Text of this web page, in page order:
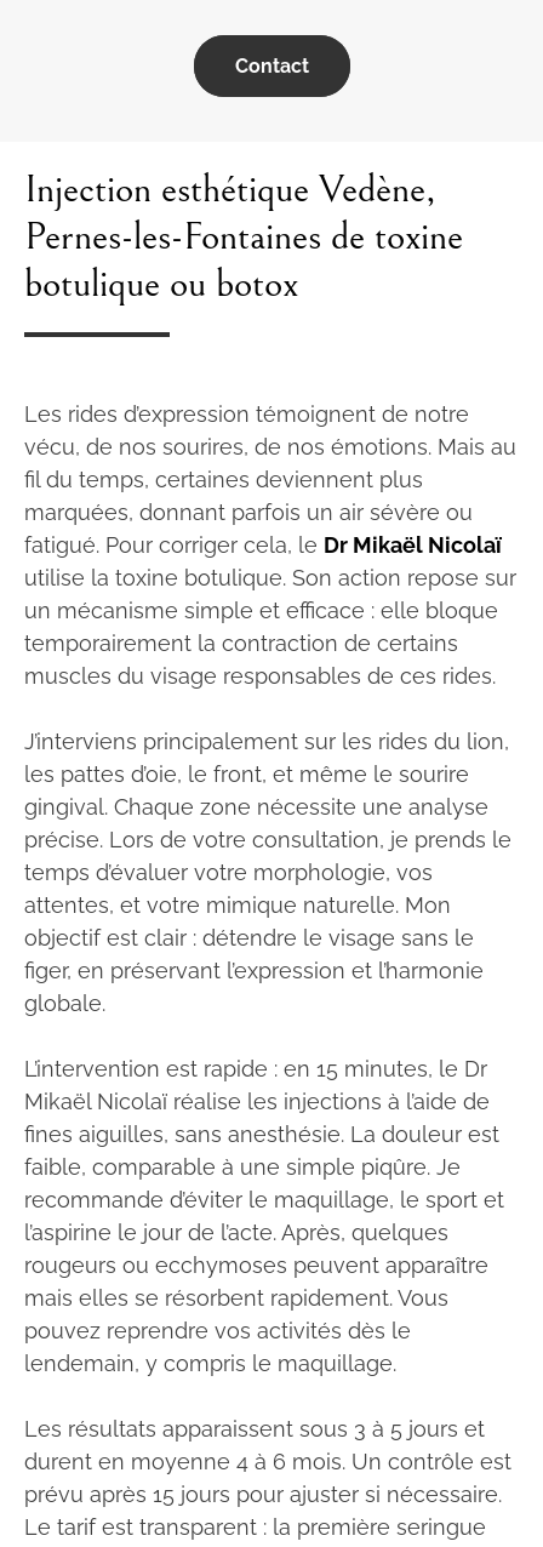
Contact
Injection esthétique Vedène,
Pernes-les-Fontaines de toxine
botulique ou botox
Les rides d’expression témoignent de notre
vécu, de nos sourires, de nos émotions. Mais au
fil du temps, certaines deviennent plus
marquées, donnant parfois un air sévère ou
fatigué. Pour corriger cela, le Dr Mikaël Nicolaï
utilise la toxine botulique. Son action repose sur
un mécanisme simple et efficace : elle bloque
temporairement la contraction de certains
muscles du visage responsables de ces rides.
J’interviens principalement sur les rides du lion,
les pattes d’oie, le front, et même le sourire
gingival. Chaque zone nécessite une analyse
précise. Lors de votre consultation, je prends le
temps d’évaluer votre morphologie, vos
attentes, et votre mimique naturelle. Mon
objectif est clair : détendre le visage sans le
figer, en préservant l’expression et l’harmonie
globale.
L’intervention est rapide : en 15 minutes, le Dr
Mikaël Nicolaï réalise les injections à l’aide de
fines aiguilles, sans anesthésie. La douleur est
faible, comparable à une simple piqûre. Je
recommande d’éviter le maquillage, le sport et
l’aspirine le jour de l’acte. Après, quelques
rougeurs ou ecchymoses peuvent apparaître
mais elles se résorbent rapidement. Vous
pouvez reprendre vos activités dès le
lendemain, y compris le maquillage.
Les résultats apparaissent sous 3 à 5 jours et
durent en moyenne 4 à 6 mois. Un contrôle est
prévu après 15 jours pour ajuster si nécessaire.
Le tarif est transparent : la première seringue